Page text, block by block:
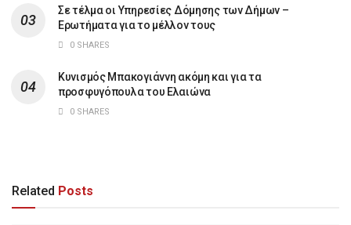
Σε τέλμα οι Υπηρεσίες Δόμησης των Δήμων –
Ερωτήματα για το μέλλον τους
0 SHARES
Κυνισμός Μπακογιάννη ακόμη και για τα
προσφυγόπουλα του Ελαιώνα
0 SHARES
Related Posts